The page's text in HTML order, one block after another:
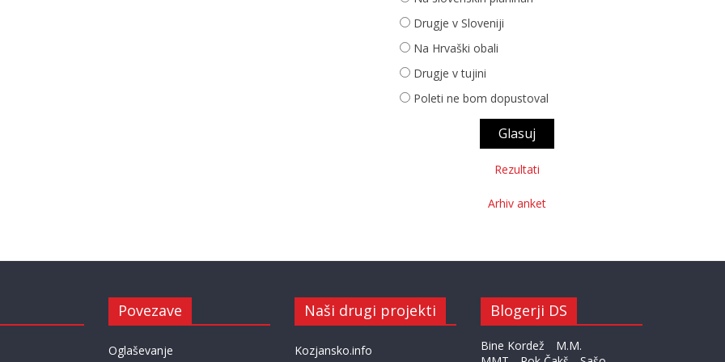
Drugje v Sloveniji
Na Hrvaški obali
Drugje v tujini
Poleti ne bom dopustoval
Rezultati
Arhiv anket
Povezave
Oglaševanje
Naši drugi projekti
Kozjansko.info
Blogerji DS
Bine Kordež
M.M.